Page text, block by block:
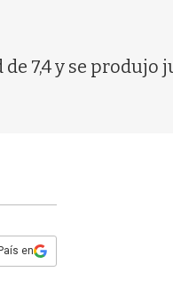
7,4 y se produjo
en